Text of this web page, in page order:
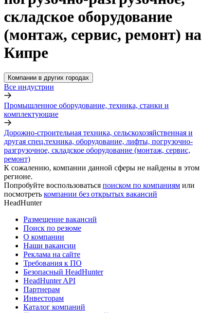
складское оборудование
(монтаж, сервис, ремонт) на
Кипре
Компании в других городах
Все индустрии
Промышленное оборудование, техника, станки и
комплектующие
Дорожно-строительная техника, сельскохозяйственная и
другая спец.техника, оборудование, лифты, погрузочно-
разгрузочное, складское оборудование (монтаж, сервис,
ремонт)
К сожалению, компании данной сферы не найдены в этом
регионе.
Попробуйте воспользоваться поиском по компаниям или
посмотреть компании без открытых вакансий
HeadHunter
Размещение вакансий
Поиск по резюме
О компании
Наши вакансии
Реклама на сайте
Требования к ПО
Безопасный HeadHunter
HeadHunter API
Партнерам
Инвесторам
Каталог компаний